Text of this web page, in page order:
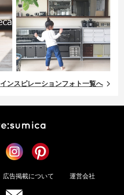
インスピレーションフォト一覧へ
広告掲載について 運営会社